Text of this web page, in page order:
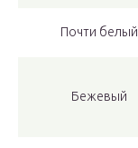
Почти белый
Бежевый